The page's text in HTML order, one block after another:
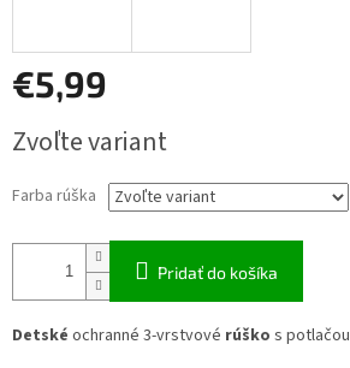
€5,99
cena:
Zvoľte variant
Farba rúška
Pridať do košíka
Detské ochranné 3-vrstvové rúško s potlačou